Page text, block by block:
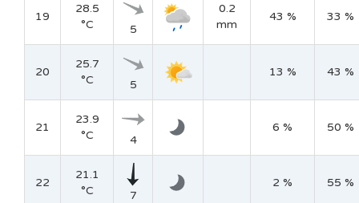
19
28.5
°C
5
0.2
mm
43 % 33 %
20
25.7
°C
5
13 % 43 %
21
23.9
°C
4
6 % 50 %
22
21.1
°C
7
2 % 55 %